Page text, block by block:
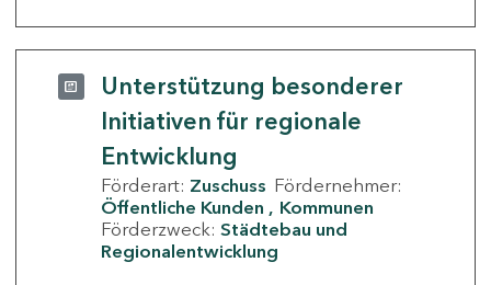
Unterstützung besonderer
Initiativen für regionale
Entwicklung
Förderart: Zuschuss Fördernehmer:
Öffentliche Kunden
Kommunen
Förderzweck: Städtebau und
Regionalentwicklung